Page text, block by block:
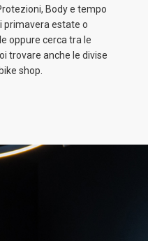
Body e tempo
primavera estate o
oppure cerca tra le
trovare anche le divise
shop.